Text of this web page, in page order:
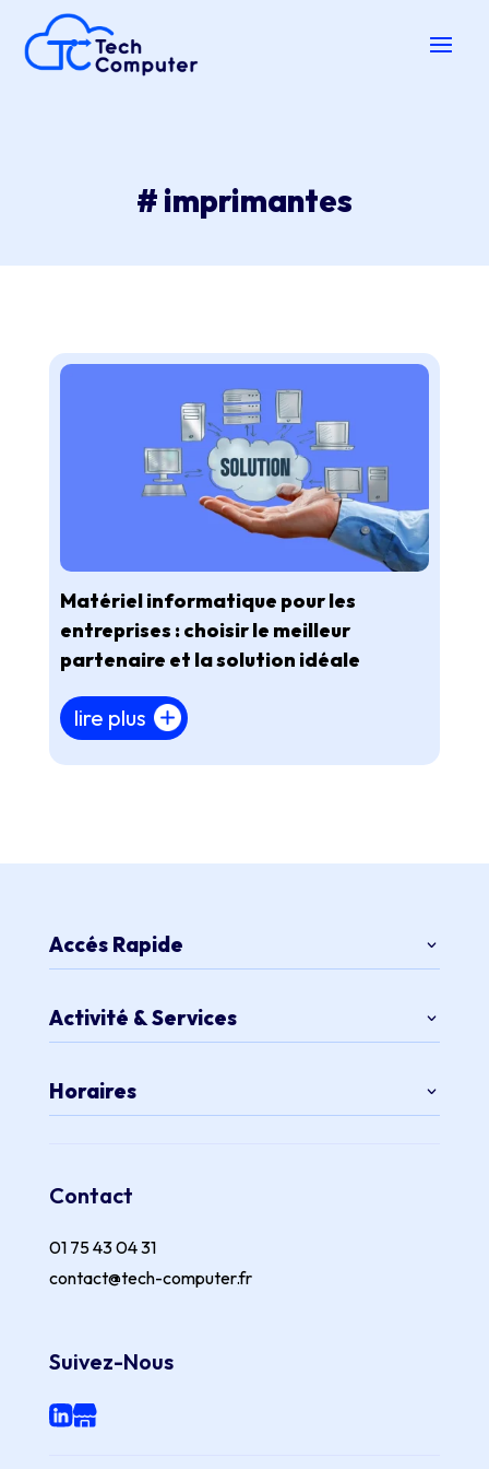
# imprimantes
Matériel informatique pour les
entreprises : choisir le meilleur
partenaire et la solution idéale
lire plus
Accés Rapide
Activité & Services
Horaires
Contact
01 75 43 04 31
contact@tech-computer.fr
Suivez-Nous